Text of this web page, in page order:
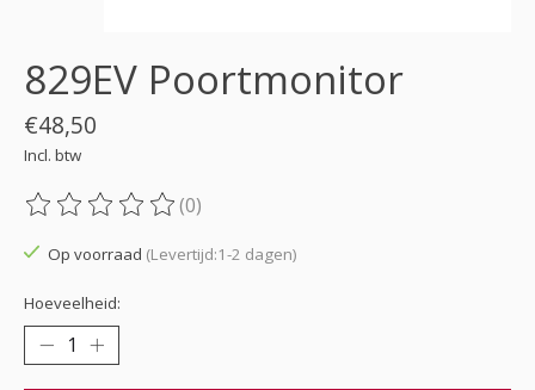
829EV Poortmonitor
€48,50
Incl. btw
De beoordeling van dit product is
(0)
Op voorraad (Levertijd:1-2 dagen)
Hoeveelheid: